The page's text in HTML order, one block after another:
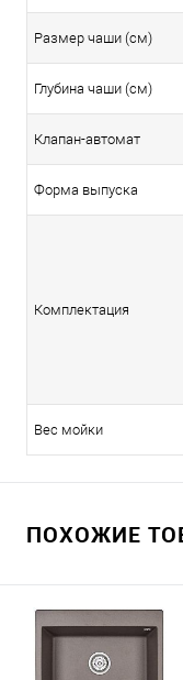
Размер чаши (см)
Глубина чаши (см)
Клапан-автомат
Форма выпуска
Комплектация
Вес мойки
ПОХОЖИЕ